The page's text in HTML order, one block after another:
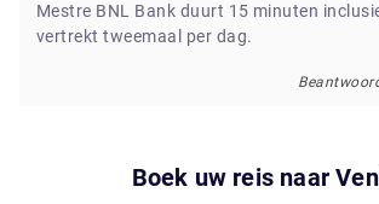
Mestre BNL Bank duurt 15 minuten
vertrekt tweemaal per dag.
Boek uw reis naar